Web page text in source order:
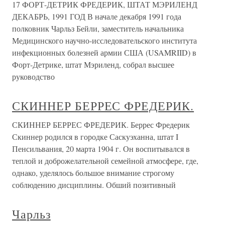
17 ФОРТ-ДЕТРИК ФРЕДЕРИК, ШТАТ МЭРИЛЕНД
ДЕКАБРЬ, 1991 ГОД В начале декабря 1991 года
полковник Чарльз Бейли, заместитель начальника
Медицинского научно-исследовательского института
инфекционных болезней армии США (USAMRIID) в
Форт-Детрике, штат Мэриленд, собрал высшее
руководство
СКИННЕР БЕРРЕС ФРЕДЕРИК.
СКИННЕР БЕРРЕС ФРЕДЕРИК. Беррес Фредерик
Скиннер родился в городке Саскуэханна, штат I
Пенсильвания, 20 марта 1904 г. Он воспитывался в
теплой и доброжелательной семейной атмосфере, где,
однако, уделялось большое внимание строгому
соблюдению дисциплины. Обший позитивный
Чарльз